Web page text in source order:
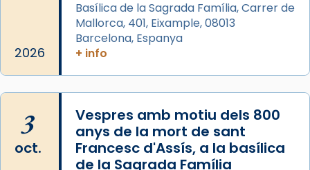
Mataró en reivindicarà les relíq
Foto
2026
Basílica de la Sagrada Família, Carrer de
Mallorca, 401, Eixample, 08013
Barcelona, Espanya
+ info
3
oct.
Vespres amb motiu dels 800
anys de la mort de sant
Francesc d'Assís, a la basílica
de la Sagrada Família